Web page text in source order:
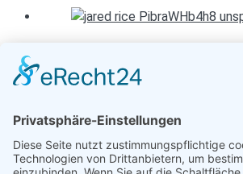
14. Mai 2020